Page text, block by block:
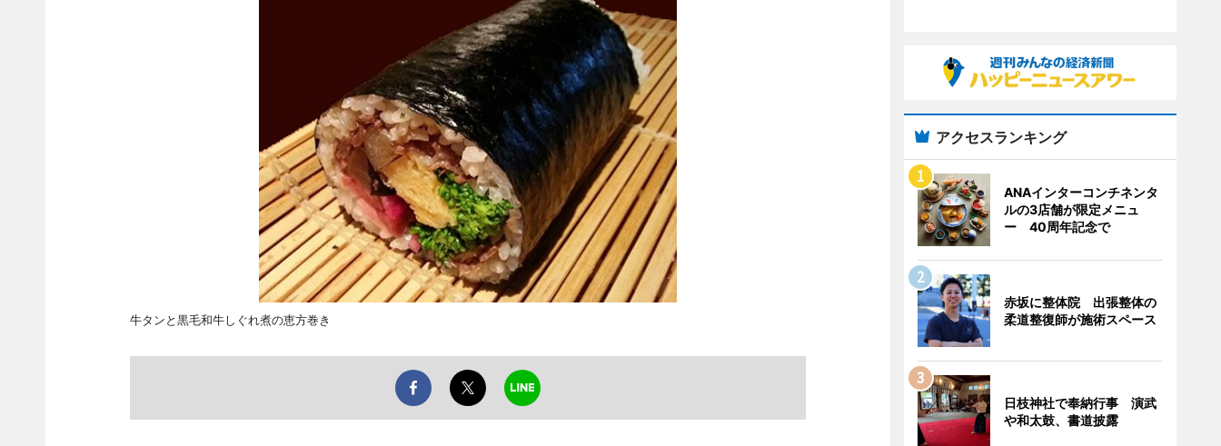
牛タンと黒毛和牛しぐれ煮の恵方巻き
アクセスランキング
ANAインターコンチネンタ
ルの3店舗が限定メニュ
ー 40周年記念で
赤坂に整体院 出張整体の
柔道整復師が施術スペース
日枝神社で奉納行事 演武
や和太鼓、書道披露